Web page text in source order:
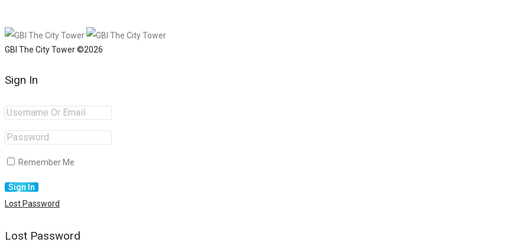
GBI The City Tower ©2026
Sign In
Remember Me
Lost Password
Lost Password